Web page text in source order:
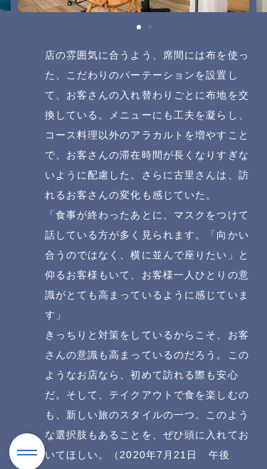
店の雰囲気に合うよう、席間には布を使っ
た、こだわりのパーテーションを設置し
て、お客さんの入れ替わりごとに布地を交
換している。メニューにも工夫を凝らし、
コース料理以外のアラカルトを増やすこと
で、お客さんの滞在時間が長くなりすぎな
いように配慮した。さらに古里さんは、訪
れるお客さんの変化も感じていた。
「食事が終わったあとに、マスクをつけて
話している方が多く見られます。「向かい
合うのではなく、横に並んで座りたい」と
仰るお客様もいて、お客様一人ひとりの意
識がとても高まっているように感じていま
す」
きっちりと対策をしているからこそ、お客
さんの意識も高まっているのだろう。この
ようなお店なら、初めて訪れる際も安心
だ。そして、テイクアウトで食を楽しむの
も、新しい旅のスタイルの一つ。このよう
な選択肢もあることを、ぜひ頭に入れてお
いてほしい。（2020年7月21日 午後